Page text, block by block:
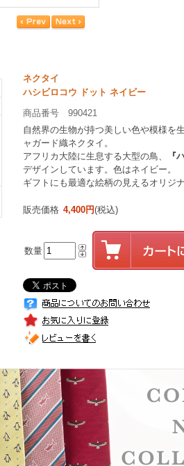
ネクタイ
ハシビロコウ ドット ネイビー
商品番号 990421
自然界の生物が持つ美しい色や模様を
ャガード織ネクタイ。
アフリカ大陸に生息する大型の鳥、
『
デザインしています。色はネイビー。
ギフトにも最適な絵柄の見えるオリジ
販売価格 4,400円(税込)
数量